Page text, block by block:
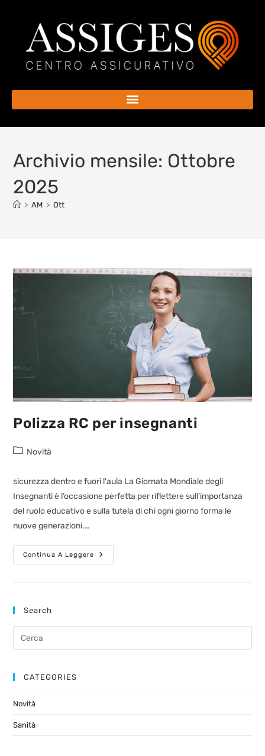
Archivio mensile: Ottobre
2025
> AM > Ott
Polizza RC per insegnanti
Novità
sicurezza dentro e fuori l'aula La Giornata Mondiale degli
Insegnanti è l’occasione perfetta per riflettere sull’importanza
del ruolo educativo e sulla tutela di chi ogni giorno forma le
nuove generazioni.…
Continua A Leggere
Search
CATEGORIES
Novità
Sanità